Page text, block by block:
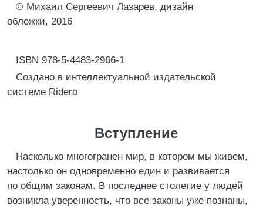
© Михаил Сергеевич Лазарев, дизайн
обложки, 2016
ISBN 978-5-4483-2966-1
Создано в интеллектуальной издательской
системе Ridero
Вступление
Насколько многогранен мир, в котором мы живем,
настолько он одновременно един и развивается
по общим законам. В последнее столетие у людей
возникла уверенность, что все законы уже познаны,